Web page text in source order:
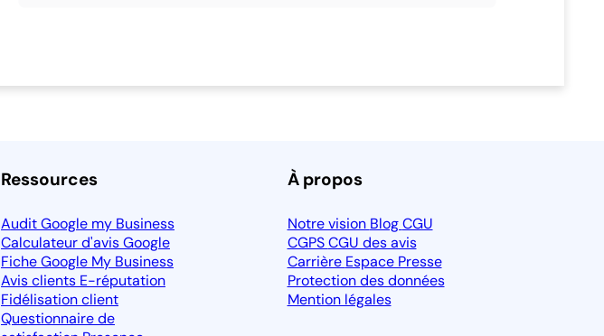
Ressources
Audit Google my Business
Calculateur d'avis Google
Fiche Google My Business
Avis clients E-réputation
Fidélisation client
Questionnaire de
À propos
Notre vision BlogCGU
CGPSCGU des avis
Carrière Espace Presse
Protection des données
Mention légales